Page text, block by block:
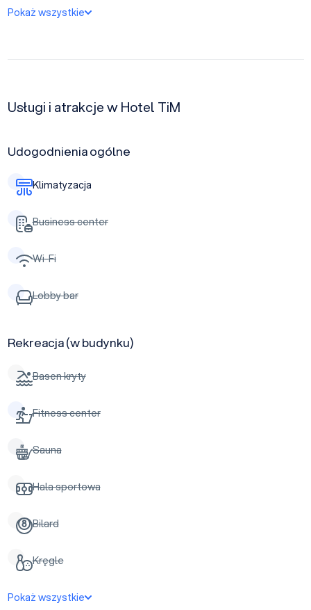
Pokaż wszystkie
Usługi i atrakcje w Hotel TiM
Udogodnienia ogólne
Klimatyzacja
Business center
Wi-Fi
Lobby bar
Rekreacja (w budynku)
Basen kryty
Fitness center
Sauna
Hala sportowa
Bilard
Kręgle
Pokaż wszystkie